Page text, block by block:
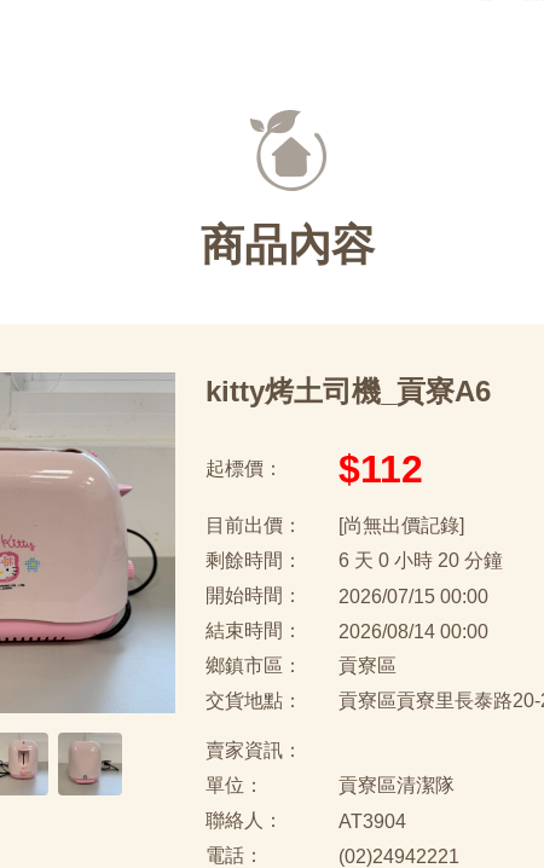
商品內容
kitty烤土司機_貢寮A6
起標價： $112
目前出價：
[尚無出價記錄]
剩餘時間：
6 天 0 小時 20 分鐘
開始時間：
2026/07/15 00:00
結束時間：
2026/08/14 00:00
鄉鎮市區：
貢寮區
交貨地點：
貢寮區貢寮里長泰路
賣家資訊：
單位：
貢寮區清潔隊
聯絡人：
AT3904
電話：
(02)24942221